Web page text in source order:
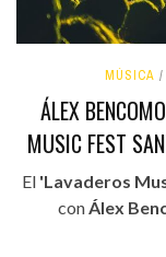
MÚSICA
ÁLEX
MUSIC FEST
El 'Lavaderos
con Álex